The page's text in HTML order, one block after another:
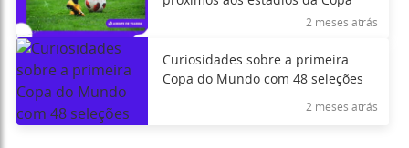
2 meses atrás
Curiosidades sobre a primeira
Copa do Mundo com 48 seleções
2 meses atrás